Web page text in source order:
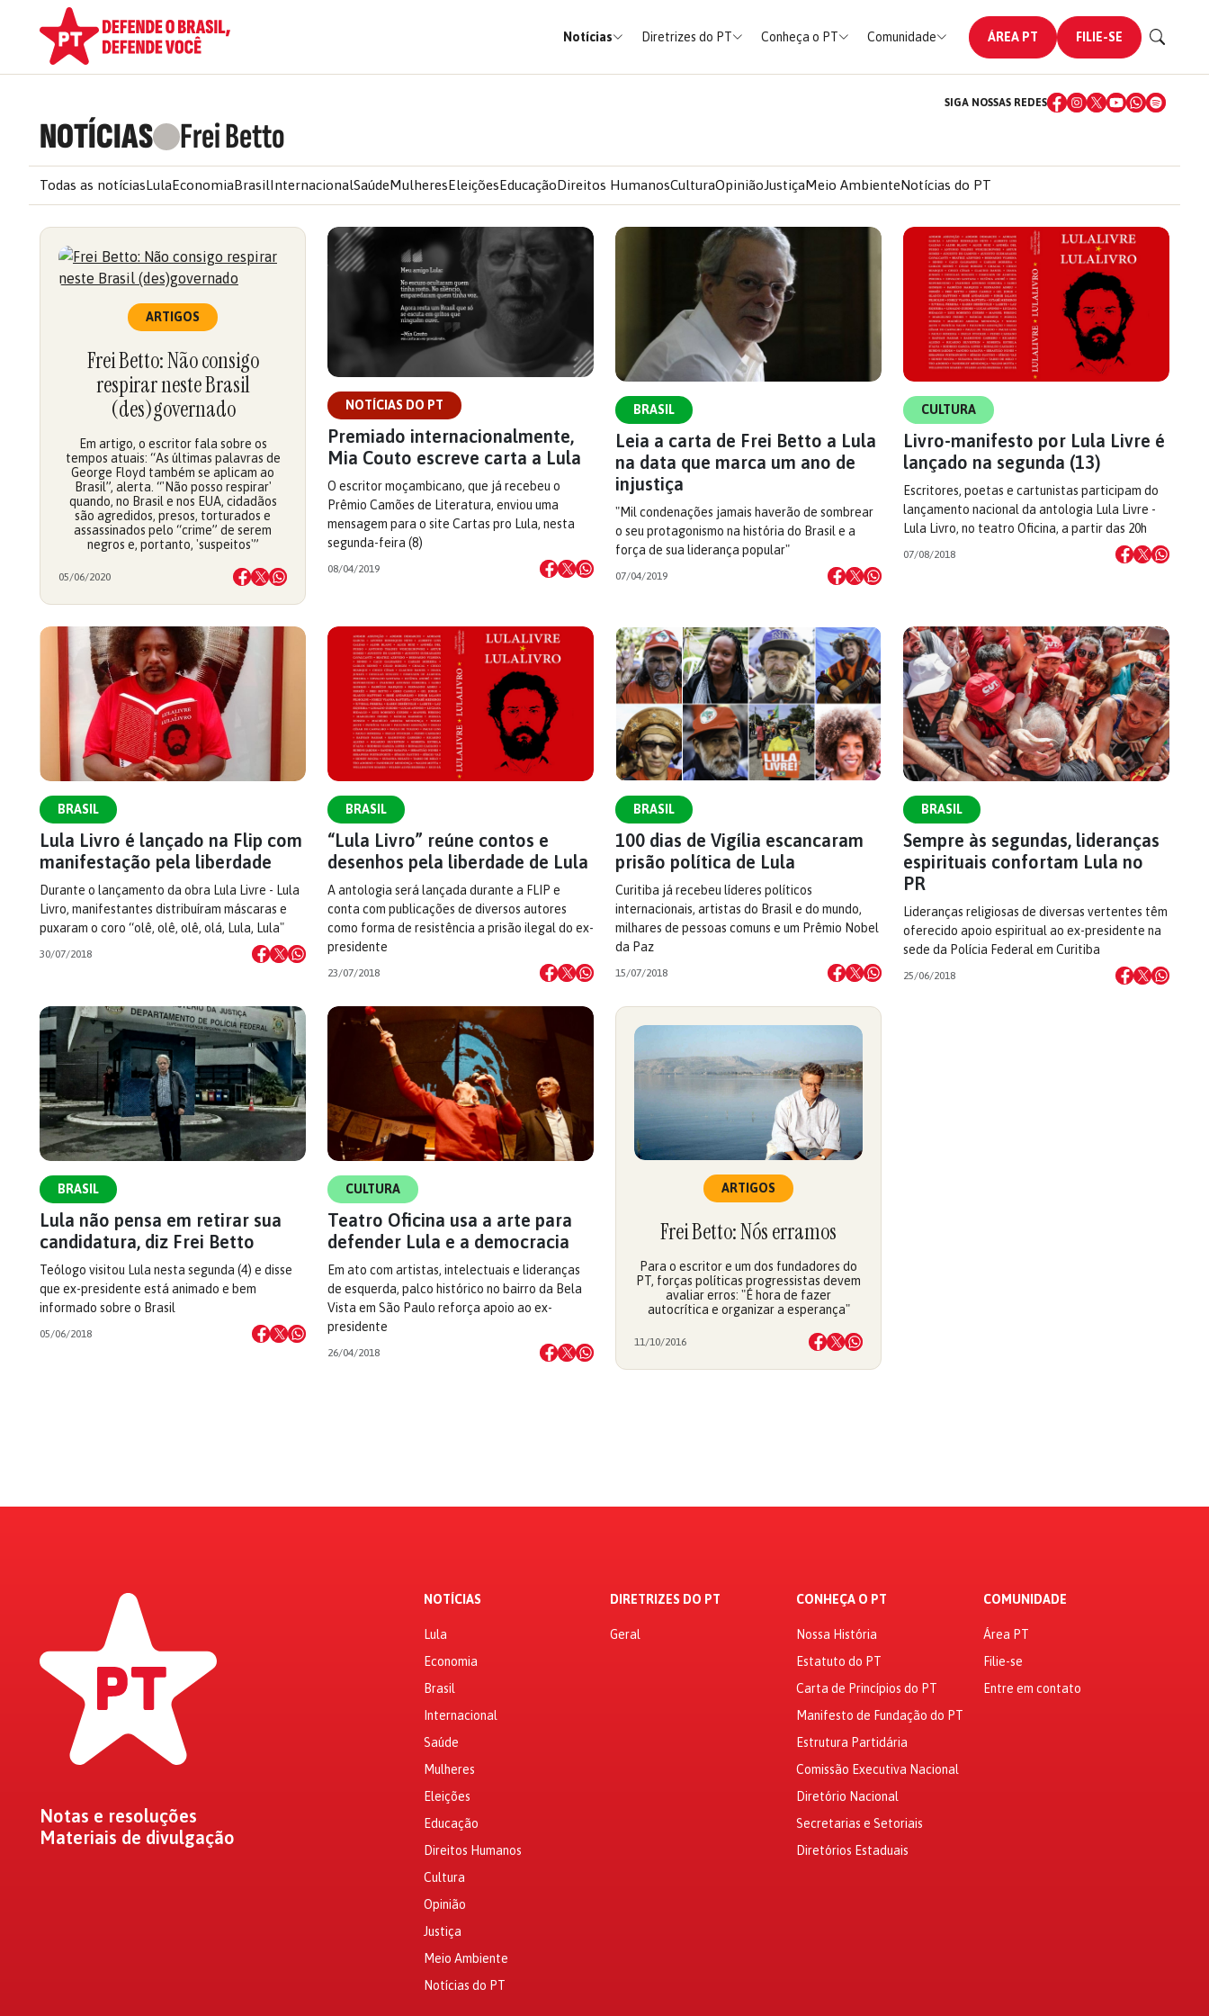
Notícias Diretrizes do PT Conheça o PT Comunidade ÁREA PT FILIE-SE
NOTÍCIAS Frei Betto
SIGA NOSSAS REDES
Todas as notíciasLulaEconomiaBrasilInternacionalSaúdeMulheresEleiçõesEducaçãoDireitos HumanosCulturaOpiniãoJustiçaMeio AmbienteNotícias do PT
ARTIGOS
Frei Betto: Não consigo
respirar neste Brasil
(des)governado
Em artigo, o escritor fala sobre os
tempos atuais: “As últimas palavras de
George Floyd também se aplicam ao
Brasil”, alerta. “'Não posso respirar'
quando, no Brasil e nos EUA, cidadãos
são agredidos, presos, torturados e
assassinados pelo “crime” de serem
negros e, portanto, 'suspeitos'”
05/06/2020
NOTÍCIAS DO PT
Premiado internacionalmente,
Mia Couto escreve carta a Lula
O escritor moçambicano, que já recebeu o
Prêmio Camões de Literatura, enviou uma
mensagem para o site Cartas pro Lula, nesta
segunda-feira (8)
08/04/2019
BRASIL
Leia a carta de Frei Betto a Lula
na data que marca um ano de
injustiça
"Mil condenações jamais haverão de sombrear
o seu protagonismo na história do Brasil e a
força de sua liderança popular"
07/04/2019
CULTURA
Livro-manifesto por Lula Livre é
lançado na segunda (13)
Escritores, poetas e cartunistas participam do
lançamento nacional da antologia Lula Livre -
Lula Livro, no teatro Oficina, a partir das 20h
07/08/2018
BRASIL
Lula Livro é lançado na Flip com
manifestação pela liberdade
Durante o lançamento da obra Lula Livre - Lula
Livro, manifestantes distribuíram máscaras e
puxaram o coro “olê, olê, olê, olá, Lula, Lula"
30/07/2018
BRASIL
“Lula Livro” reúne contos e
desenhos pela liberdade de Lula
A antologia será lançada durante a FLIP e
conta com publicações de diversos autores
como forma de resistência a prisão ilegal do ex-
presidente
23/07/2018
BRASIL
100 dias de Vigília escancaram
prisão política de Lula
Curitiba já recebeu líderes políticos
internacionais, artistas do Brasil e do mundo,
milhares de pessoas comuns e um Prêmio Nobel
da Paz
15/07/2018
BRASIL
Sempre às segundas, lideranças
espirituais confortam Lula no
PR
Lideranças religiosas de diversas vertentes têm
oferecido apoio espiritual ao ex-presidente na
sede da Polícia Federal em Curitiba
25/06/2018
BRASIL
Lula não pensa em retirar sua
candidatura, diz Frei Betto
Teólogo visitou Lula nesta segunda (4) e disse
que ex-presidente está animado e bem
informado sobre o Brasil
05/06/2018
CULTURA
Teatro Oficina usa a arte para
defender Lula e a democracia
Em ato com artistas, intelectuais e lideranças
de esquerda, palco histórico no bairro da Bela
Vista em São Paulo reforça apoio ao ex-
presidente
26/04/2018
ARTIGOS
Frei Betto: Nós erramos
Para o escritor e um dos fundadores do
PT, forças políticas progressistas devem
avaliar erros: "É hora de fazer
autocrítica e organizar a esperança"
11/10/2016
Notas e resoluções
Materiais de divulgação
NOTÍCIAS
Lula
Economia
Brasil
Internacional
Saúde
Mulheres
Eleições
Educação
Direitos Humanos
Cultura
Opinião
Justiça
Meio Ambiente
Notícias do PT
DIRETRIZES DO PT
Geral
CONHEÇA O PT
Nossa História
Estatuto do PT
Carta de Princípios do PT
Manifesto de Fundação do PT
Estrutura Partidária
Comissão Executiva Nacional
Diretório Nacional
Secretarias e Setoriais
Diretórios Estaduais
COMUNIDADE
Área PT
Filie-se
Entre em contato